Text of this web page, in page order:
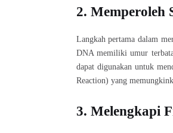
2. Memperoleh
Langkah pertama dalam
DNA memiliki umur
dapat digunakan untuk
Reaction) yang
3. Melengkapi